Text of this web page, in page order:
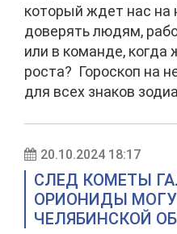
который ждет нас на
доверять людям,
или в команде, когда
роста? Гороскоп на
для всех знаков
20.10.2024 18:17
СЛЕД КОМЕТЫ
ОРИОНИДЫ
ЧЕЛЯБИНСКОЙ